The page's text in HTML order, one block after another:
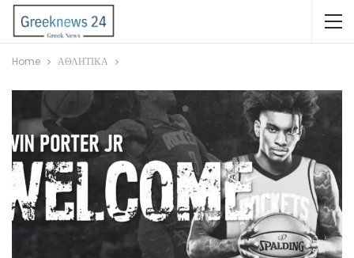
Home ΑΘΛΗΤΙΚΑ